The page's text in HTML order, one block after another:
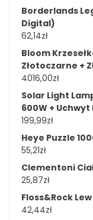
Borderlands
Digital)
62,14zł
Bloom
Złotoczarne +
4016,00zł
Solar Light
600W + Uchwyt
199,99zł
Heye Puzzle
55,21zł
Clementoni
25,87zł
Floss&Rock Lew
42,44zł